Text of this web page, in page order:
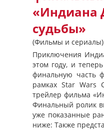
«Индиана
судьбы»
(Фильмы и сериалы)
Приключения
этом году, и
финальную часть
рамках Star Wars
трейлер фильма
Финальный ролик
уже показанные
ниже: Также